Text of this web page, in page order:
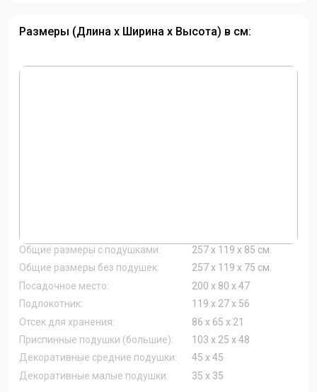
Размеры (Длина х Ширина х Высота) в см:
Общие размеры с подушками:
257 х 119 х 85 см.
Общие размеры без подушек:
257 х 119 х 75 см.
Посадочное место:
200 х 80 х 47
Подлокотник:
119 х 27 х 56
Отсек для хранения:
86 х 65 х 21
Приспинные подушки (большие):
103 х 25 х 48
Декоративные средние подушки:
45 х 45
Декоративные малые подушки:
35 х 35